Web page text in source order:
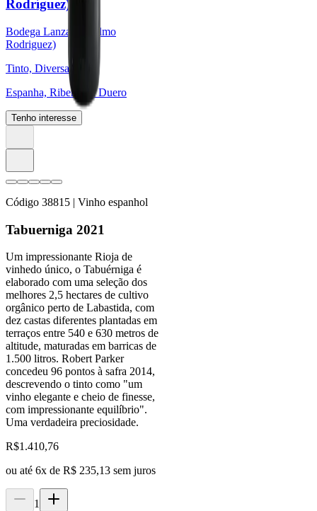
Rodríguez)
Bodega Lanzaga (Telmo
Rodriguez)
Tinto, Diversas
Espanha, Ribera del Duero
Tenho interesse
Código 38815 | Vinho espanhol
Tabuerniga 2021
Um impressionante Rioja de
vinhedo único, o Tabuérniga é
elaborado com uma seleção dos
melhores 2,5 hectares de cultivo
orgânico perto de Labastida, com
dez castas diferentes plantadas em
terraços entre 540 e 630 metros de
altitude, maturadas em barricas de
1.500 litros. Robert Parker
concedeu 96 pontos à safra 2014,
descrevendo o tinto como "um
vinho elegante e cheio de finesse,
com impressionante equilíbrio".
Uma verdadeira preciosidade.
R$1.410,76
ou até 6x de R$ 235,13 sem juros
1